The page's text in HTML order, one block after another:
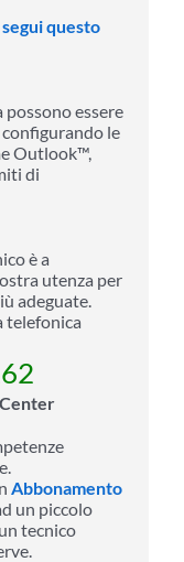
questo
essere
le
Outlook™,
di
è a
utenza per
adeguate.
telefonica
Abbonamento
un piccolo
tecnico